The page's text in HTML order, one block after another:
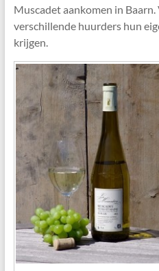
Muscadet aankomen in
verschillende huurders hun
krijgen.